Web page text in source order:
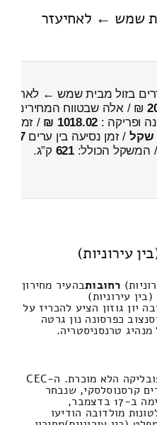
שמש ← לאחיעזר
₪ / אלה שבטווח המחירים
ופריקה : 1018.02 ₪ / זמן :
/ זמן נסיעה בין ערים37 דקות
/ המשקל הכולל:621 ק”ג.
עירוניות)
רחובותבהעיר מחירון
עירוניות)
יון גוזון הציע להכריז על
כפרסונה נון גרטה
טרנסניסטריה.
הבחירות השביעיות לראש הרפובליקה הלא מוכרת. ה-CEC
קרסנוסלסקי, שנבחר
לכהונה שנייה. ההשבעה התקיימה ב-17 בדצמבר,
מולדובה הודיעו